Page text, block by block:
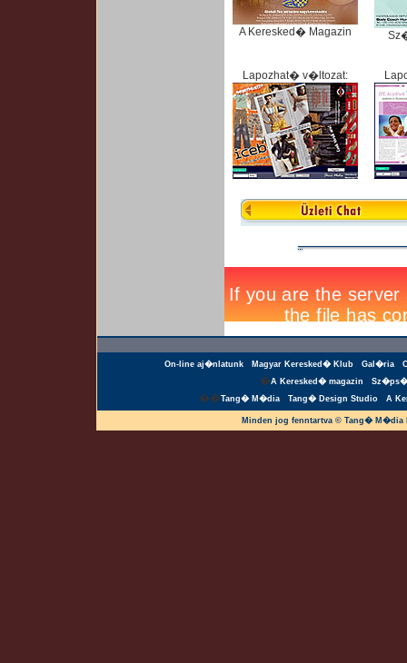
A Keresked� Magazin
Lapozhat� v�ltozat:
On-line aj�nlatunk Magyar Keresked� Klub Gal�ria
�A Keresked� magazin
��Tang� M�dia Tang� Design Studio A
Minden jog fenntartva © Tang�